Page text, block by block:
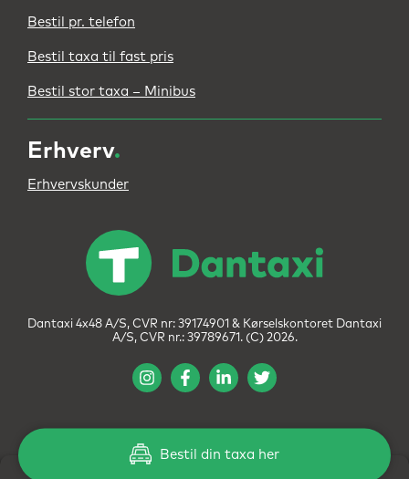
Bestil pr. telefon
Bestil taxa til fast pris
Bestil stor taxa – Minibus
Erhverv.
Erhvervskunder
Dantaxi 4x48 A/S, CVR nr: 39174901 & Kørselskontoret Dantaxi
A/S, CVR nr.: 39789671. (C) 2026.
Bestil din taxa her